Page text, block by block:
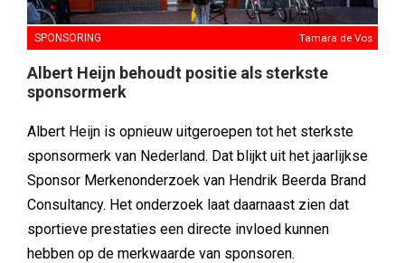
SPONSORING Tamara de Vos
Albert Heijn behoudt positie als sterkste
sponsormerk
Albert Heijn is opnieuw uitgeroepen tot het sterkste
sponsormerk van Nederland. Dat blijkt uit het jaarlijkse
Sponsor Merkenonderzoek van Hendrik Beerda Brand
Consultancy. Het onderzoek laat daarnaast zien dat
sportieve prestaties een directe invloed kunnen
hebben op de merkwaarde van sponsoren.